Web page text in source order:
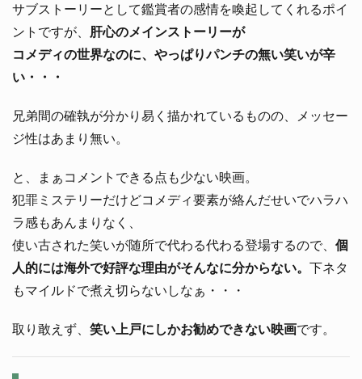
サブストーリーとして鑑賞者の感情を喚起してくれるポイ
ントですが、 肝心のメインストーリーが
コメディの世界なのに、やっぱりパンチの無い笑いが辛
い・・・
兄弟間の確執が分かり易く描かれているものの、メッセー
ジ性はあまり無い。
と、まぁコメントできる点も少ない映画。
犯罪ミステリーだけどコメディ要素が絡んだせいでハラハ
ラ感もあんまりなく、
使い古された笑いが随所で代わる代わる登場するので、 個
人的には海外で好評な理由がそんなに分からない。 下ネタ
もマイルドで煮え切らないしなぁ・・・
取り敢えず、 笑い上戸にしかお勧めできない映画です。